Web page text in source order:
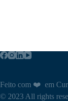
Feito com ❤️ em
© 2023 All rights